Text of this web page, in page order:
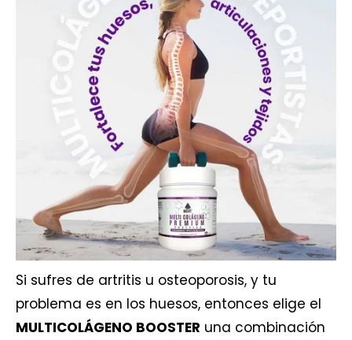
Si sufres de artritis u osteoporosis, y tu
problema es en los huesos, entonces elige el
MULTICOLÁGENO BOOSTER una combinación